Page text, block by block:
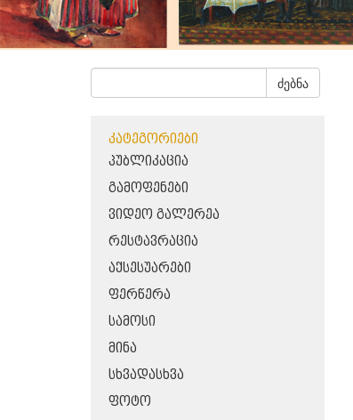
ძებნა
ᲙᲐᲢᲔᲒᲝᲠᲘᲔᲑᲘ
ᲞᲣᲑᲚᲘᲙᲐᲪᲘᲐ
ᲒᲐᲛᲝᲤᲔᲜᲔᲑᲘ
ᲕᲘᲓᲔᲝ ᲒᲐᲚᲔᲠᲔᲐ
ᲠᲔᲡᲢᲐᲕᲠᲐᲪᲘᲐ
ᲐᲥᲡᲔᲡᲣᲐᲠᲔᲑᲘ
ᲤᲔᲠᲬᲔᲠᲐ
ᲡᲐᲛᲝᲡᲘ
ᲛᲘᲜᲐ
ᲡᲮᲕᲐᲓᲐᲡᲮᲕᲐ
ᲤᲝᲢᲝ